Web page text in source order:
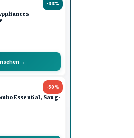
-33%
→
-50%
Essential, Saug-